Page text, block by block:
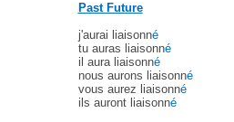
Past Future
j'aurai liaisonné
tu auras liaisonné
il aura liaisonné
nous aurons liaisonné
vous aurez liaisonné
ils auront liaisonné